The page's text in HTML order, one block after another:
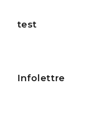
test
Infolettre